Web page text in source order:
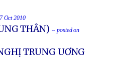
Oct 2010
THÂN) -- posted on
TRUNG UƠNG